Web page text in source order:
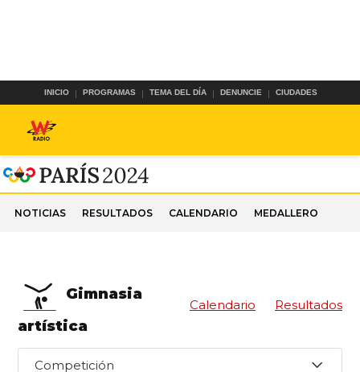
INICIO PROGRAMAS TEMA DEL DÍA DENUNCIE CIUDADES
NOTICIAS RESULTADOS CALENDARIO MEDALLERO
Gimnasia
artística
Calendario Resultados
Competición